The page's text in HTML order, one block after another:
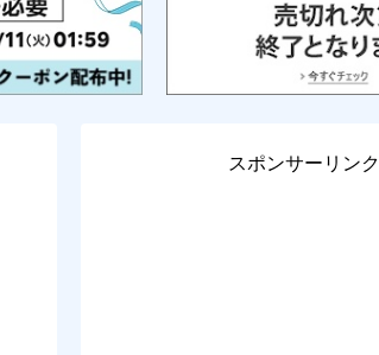
スポンサーリンク